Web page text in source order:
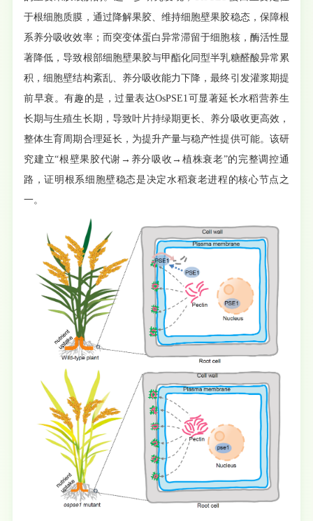
于根细胞质膜，通过降解果胶、维持细胞壁果胶稳态，保障根
系养分吸收效率；而突变体蛋白异常滞留于细胞核，酶活性显
著降低，导致根部细胞壁果胶与甲酯化同型半乳糖醛酸异常累
积，细胞壁结构紊乱、养分吸收能力下降，最终引发灌浆期提
前早衰。有趣的是，过量表达OsPSE1可显著延长水稻营养生
长期与生殖生长期，导致叶片持绿期更长、养分吸收更高效，
整体生育周期合理延长，为提升产量与稳产性提供可能。该研
究建立“根壁果胶代谢→养分吸收→植株衰老”的完整调控通
路，证明根系细胞壁稳态是决定水稻衰老进程的核心节点之
一。